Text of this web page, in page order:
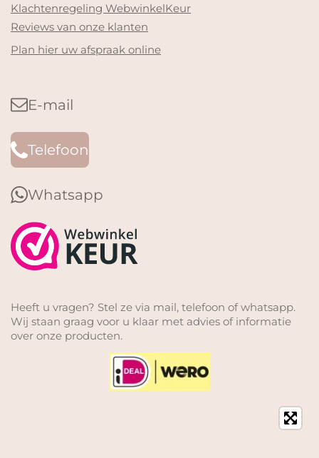
Klachtenregeling WebwinkelKeur
Reviews van onze klanten
Plan hier uw afspraak online
E-mail
Telefoon
Whatsapp
Heeft u vragen? Stel ze via mail, telefoon of whatsapp.
Wij staan graag voor u klaar met advies of informatie
over onze producten.